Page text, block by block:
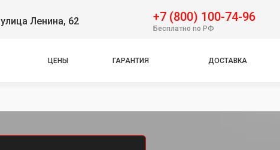
улица Ленина, 62 +7 (800) 100-74-96
Бесплатно по РФ
ЦЕНЫ ГАРАНТИЯ ДОСТАВКА